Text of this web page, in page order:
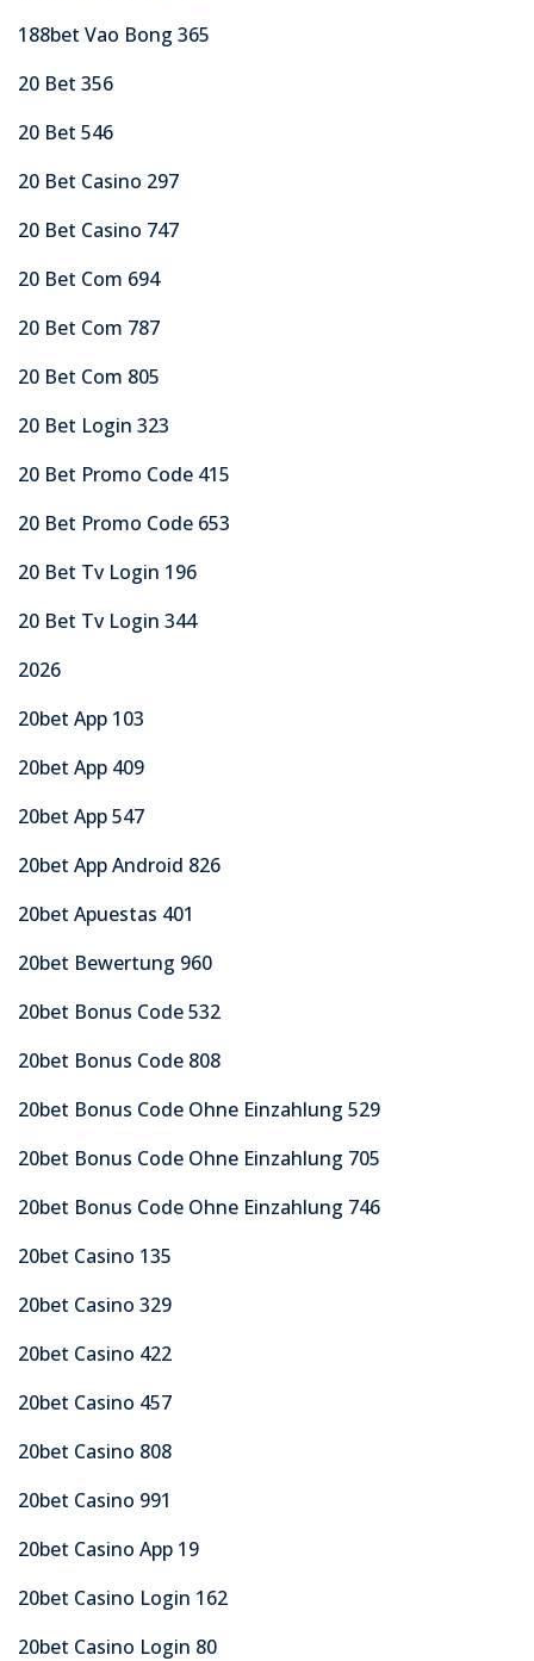
188bet Vao Bong 365
20 Bet 356
20 Bet 546
20 Bet Casino 297
20 Bet Casino 747
20 Bet Com 694
20 Bet Com 787
20 Bet Com 805
20 Bet Login 323
20 Bet Promo Code 415
20 Bet Promo Code 653
20 Bet Tv Login 196
20 Bet Tv Login 344
2026
20bet App 103
20bet App 409
20bet App 547
20bet App Android 826
20bet Apuestas 401
20bet Bewertung 960
20bet Bonus Code 532
20bet Bonus Code 808
20bet Bonus Code Ohne Einzahlung 529
20bet Bonus Code Ohne Einzahlung 705
20bet Bonus Code Ohne Einzahlung 746
20bet Casino 135
20bet Casino 329
20bet Casino 422
20bet Casino 457
20bet Casino 808
20bet Casino 991
20bet Casino App 19
20bet Casino Login 162
20bet Casino Login 80